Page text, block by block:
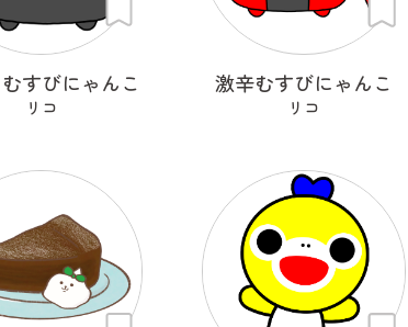
すびにゃんこ
リコ
激辛むすびにゃんこ
リコ